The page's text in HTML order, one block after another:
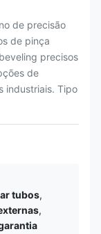
de precisão
de pinça
precisos
de
industriais. Tipo
tubos,
,